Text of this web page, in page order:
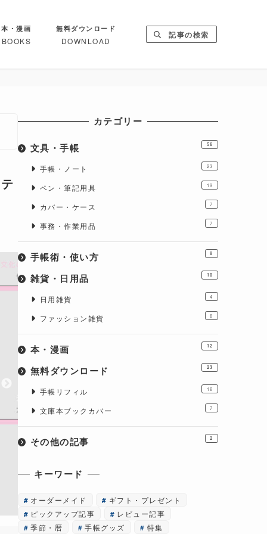
本・漫画
BOOKS
無料ダウンロード
DOWNLOAD
記事の検索
カテゴリー
文具・手帳 56
手帳・ノート 23
ペン・筆記用具 19
カバー・ケース 7
事務・作業用品 7
手帳術・使い方 8
雑貨・日用品 10
日用雑貨 4
ファッション雑貨 6
本・漫画 12
無料ダウンロード 23
手帳リフィル 16
文庫本ブックカバー 7
その他の記事 2
キーワード
オーダーメイド
ギフト・プレゼント
ピックアップ記事
レビュー記事
季節・暦
手帳グッズ 特集